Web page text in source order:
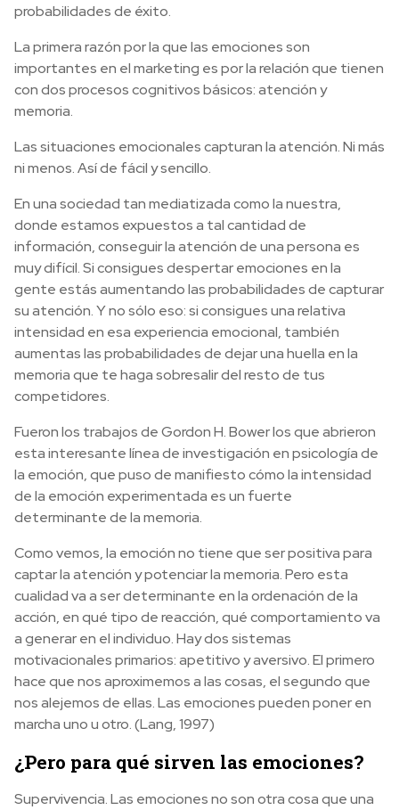
probabilidades de éxito.
La primera razón por la que las emociones son
importantes en el marketing es por la relación que tienen
con dos procesos cognitivos básicos: atención y
memoria.
Las situaciones emocionales capturan la atención. Ni más
ni menos. Así de fácil y sencillo.
En una sociedad tan mediatizada como la nuestra,
donde estamos expuestos a tal cantidad de
información, conseguir la atención de una persona es
muy difícil. Si consigues despertar emociones en la
gente estás aumentando las probabilidades de capturar
su atención. Y no sólo eso: si consigues una relativa
intensidad en esa experiencia emocional, también
aumentas las probabilidades de dejar una huella en la
memoria que te haga sobresalir del resto de tus
competidores.
Fueron los trabajos de Gordon H. Bower los que abrieron
esta interesante línea de investigación en psicología de
la emoción, que puso de manifiesto cómo la intensidad
de la emoción experimentada es un fuerte
determinante de la memoria.
Como vemos, la emoción no tiene que ser positiva para
captar la atención y potenciar la memoria. Pero esta
cualidad va a ser determinante en la ordenación de la
acción, en qué tipo de reacción, qué comportamiento va
a generar en el individuo. Hay dos sistemas
motivacionales primarios: apetitivo y aversivo. El primero
hace que nos aproximemos a las cosas, el segundo que
nos alejemos de ellas. Las emociones pueden poner en
marcha uno u otro. (Lang, 1997)
¿Pero para qué sirven las emociones?
Supervivencia. Las emociones no son otra cosa que una